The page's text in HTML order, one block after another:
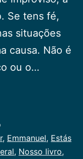
Se tens fé,
situações
causa. Não é
ou o…
, Emmanuel, Estás
, Nosso livro,